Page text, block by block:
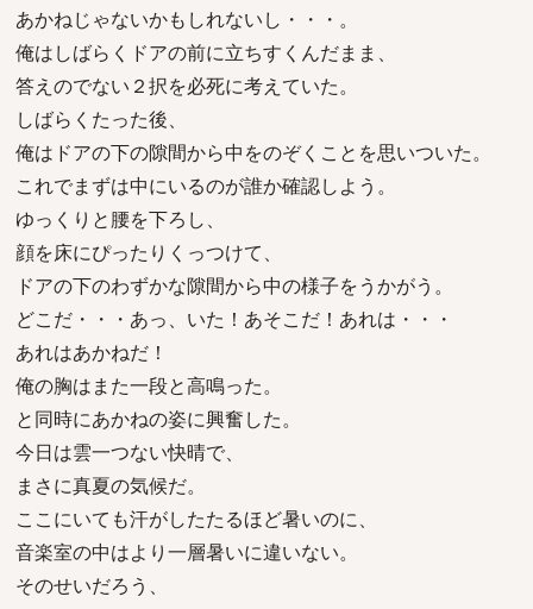
あかねじゃないかもしれないし・・・。
俺はしばらくドアの前に立ちすくんだまま、
答えのでない２択を必死に考えていた。
しばらくたった後、
俺はドアの下の隙間から中をのぞくことを思いついた。
これでまずは中にいるのが誰か確認しよう。
ゆっくりと腰を下ろし、
顔を床にぴったりくっつけて、
ドアの下のわずかな隙間から中の様子をうかがう。
どこだ・・・あっ、いた！あそこだ！あれは・・・
あれはあかねだ！
俺の胸はまた一段と高鳴った。
と同時にあかねの姿に興奮した。
今日は雲一つない快晴で、
まさに真夏の気候だ。
ここにいても汗がしたたるほど暑いのに、
音楽室の中はより一層暑いに違いない。
そのせいだろう、